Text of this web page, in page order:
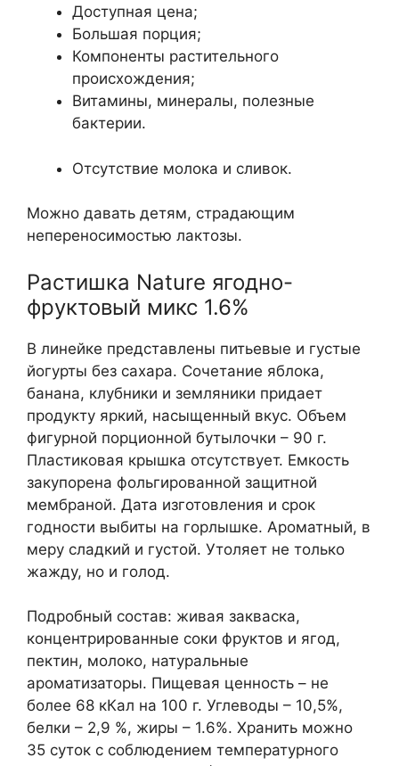
Доступная цена;
Большая порция;
Компоненты растительного
происхождения;
Витамины, минералы, полезные
бактерии.
Отсутствие молока и сливок.
Можно давать детям, страдающим
непереносимостью лактозы.
Растишка Nature ягодно-
фруктовый микс 1.6%
В линейке представлены питьевые и густые
йогурты без сахара. Сочетание яблока,
банана, клубники и земляники придает
продукту яркий, насыщенный вкус. Объем
фигурной порционной бутылочки – 90 г.
Пластиковая крышка отсутствует. Емкость
закупорена фольгированной защитной
мембраной. Дата изготовления и срок
годности выбиты на горлышке. Ароматный, в
меру сладкий и густой. Утоляет не только
жажду, но и голод.
Подробный состав: живая закваска,
концентрированные соки фруктов и ягод,
пектин, молоко, натуральные
ароматизаторы. Пищевая ценность – не
более 68 кКал на 100 г. Углеводы – 10,5%,
белки – 2,9 %, жиры – 1.6%. Хранить можно
35 суток с соблюдением температурного